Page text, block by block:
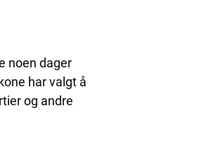
noen dager
har valgt å
og andre